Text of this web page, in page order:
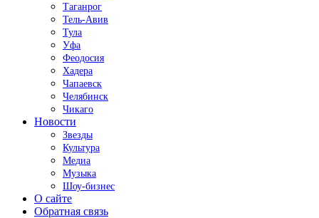
Таганрог
Тель-Авив
Тула
Уфа
Феодосия
Хадера
Чапаевск
Челябинск
Чикаго
Новости
Звезды
Культура
Медиа
Музыка
Шоу-бизнес
О сайте
Обратная связь